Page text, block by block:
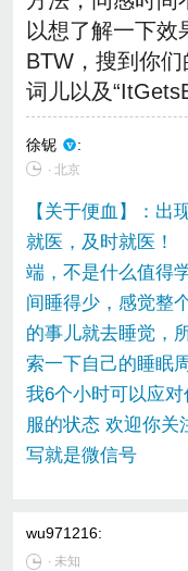
以想了解一下效
BTW，搜到你
词儿以及
徐铌 :
∙ 北京
【关于便血】：出
就医，及时就医！
端，不是什么值得
间睡得少，感觉整
的事儿就去睡觉，
索一下自己的睡眠
我6个小时可以应
服的状态 欢迎你关
写就是微信号
wu971216:
∙ 未知